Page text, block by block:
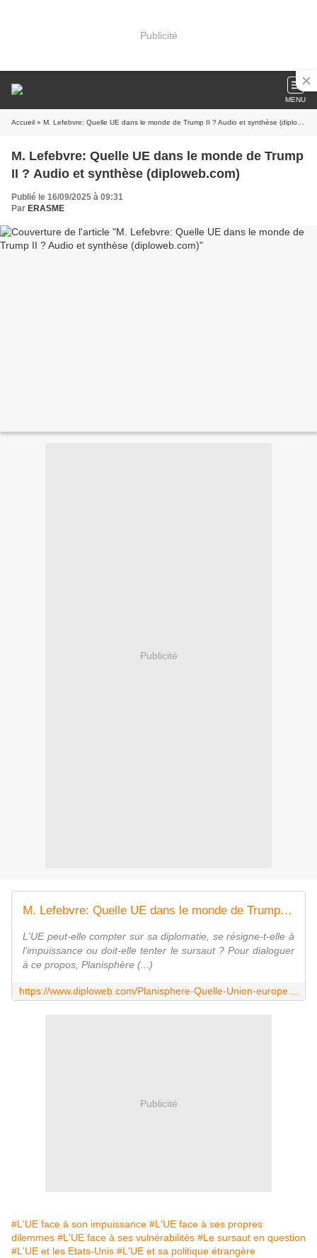
Publicité
MENU
Accueil » M. Lefebvre: Quelle UE dans le monde de Trump II ? Audio et synthèse (diploweb.com)
M. Lefebvre: Quelle UE dans le monde de Trump
II ? Audio et synthèse (diploweb.com)
Publié le 16/09/2025 à 09:31
Par ERASME
Publicité
M. Lefebvre: Quelle UE dans le monde de Trump II ? Audio et synthèse
L'UE peut-elle compter sur sa diplomatie, se résigne-t-elle à
l'impuissance ou doit-elle tenter le sursaut ? Pour dialoguer
à ce propos, Planisphère (...)
Publicité
#L'UE face à son impuissance #L'UE face à ses propres
dilemmes #L'UE face à ses vulnérabilités #Le sursaut en question
#L'UE et les Etats-Unis #L'UE et sa politique étrangère